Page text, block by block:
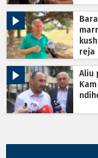
reja
Aliu